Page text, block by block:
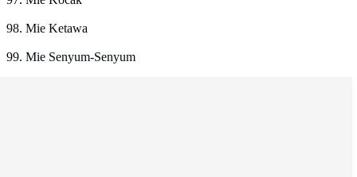
98. Mie Ketawa
99. Mie Senyum-Senyum